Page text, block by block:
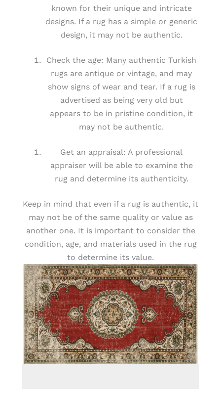
known for their unique and intricate
designs. If a rug has a simple or generic
design, it may not be authentic.
Check the age: Many authentic Turkish
rugs are antique or vintage, and may
show signs of wear and tear. If a rug is
advertised as being very old but
appears to be in pristine condition, it
may not be authentic.
Get an appraisal: A professional
appraiser will be able to examine the
rug and determine its authenticity.
Keep in mind that even if a rug is authentic, it
may not be of the same quality or value as
another one. It is important to consider the
condition, age, and materials used in the rug
to determine its value.